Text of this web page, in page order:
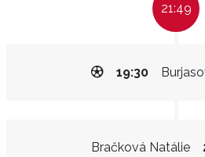
21:49
19:30
Bračková Natálie